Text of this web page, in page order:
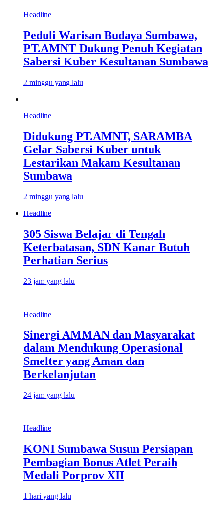
Headline
Peduli Warisan Budaya Sumbawa,
PT.AMNT Dukung Penuh Kegiatan
Sabersi Kuber Kesultanan Sumbawa
2 minggu yang lalu
Headline
Didukung PT.AMNT, SARAMBA
Gelar Sabersi Kuber untuk
Lestarikan Makam Kesultanan
Sumbawa
2 minggu yang lalu
Headline
305 Siswa Belajar di Tengah
Keterbatasan, SDN Kanar Butuh
Perhatian Serius
23 jam yang lalu
Headline
Sinergi AMMAN dan Masyarakat
dalam Mendukung Operasional
Smelter yang Aman dan
Berkelanjutan
24 jam yang lalu
Headline
KONI Sumbawa Susun Persiapan
Pembagian Bonus Atlet Peraih
Medali Porprov XII
1 hari yang lalu